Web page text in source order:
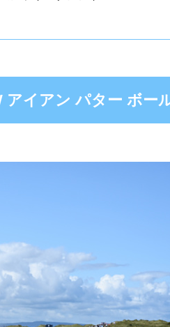
アイアン パター ボー